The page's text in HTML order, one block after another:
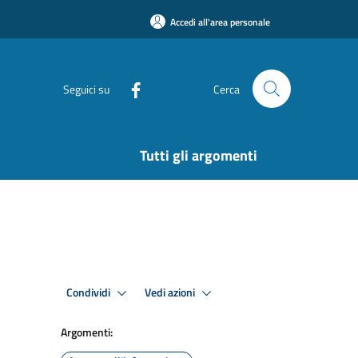
Accedi all'area personale
Seguici su Cerca
Tutti gli argomenti
Condividi Vedi azioni
Argomenti: